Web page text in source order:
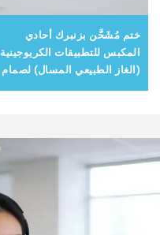
ختم مُشَحَّن بزنبرك أحادي
المكبس للتطبيقات الكريوجينية
(الغاز الطبيعي المسال) لصمام